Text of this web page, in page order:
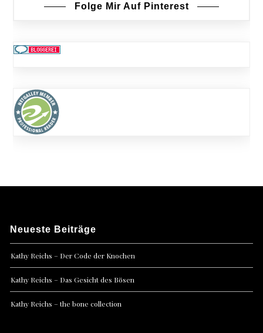
Folge Mir Auf Pinterest
Neueste Beiträge
Kathy Reichs – Der Code der Knochen
Kathy Reichs – Das Gesicht des Bösen
Kathy Reichs – the bone collection